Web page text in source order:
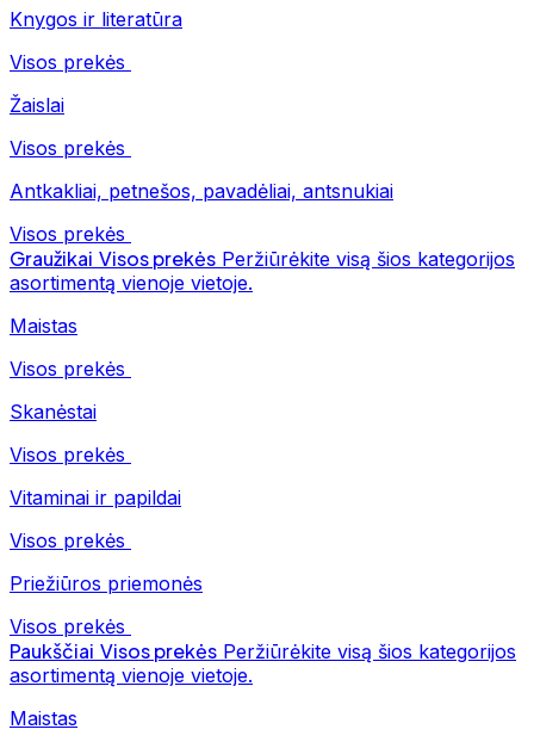
Knygos ir literatūra
Visos prekės
Žaislai
Visos prekės
Antkakliai, petnešos, pavadėliai, antsnukiai
Visos prekės
Graužikai Visos prekės Peržiūrėkite visą šios kategorijos
asortimentą vienoje vietoje.
Maistas
Visos prekės
Skanėstai
Visos prekės
Vitaminai ir papildai
Visos prekės
Priežiūros priemonės
Visos prekės
Paukščiai Visos prekės Peržiūrėkite visą šios kategorijos
asortimentą vienoje vietoje.
Maistas